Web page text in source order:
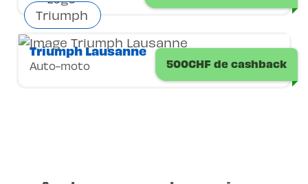
500CHF de cashback
Triumph Lausanne
Auto-moto